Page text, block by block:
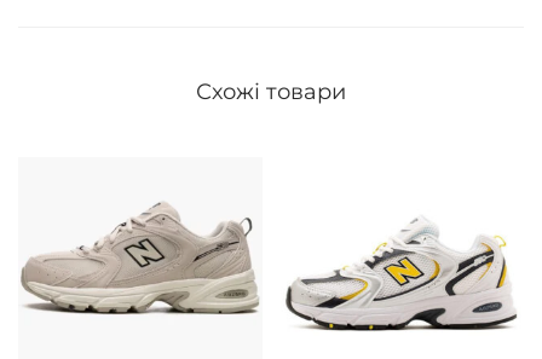
Схожі товари